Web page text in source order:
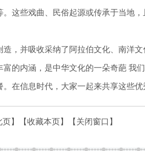
这些戏曲、民俗起源或传承于当地
，并吸收采纳了阿拉伯文化、南洋
的内涵，是中华文化的一朵奇葩 我
在信息时代，大家一起来共享这些优
】 【收藏本页】 【关闭窗口】